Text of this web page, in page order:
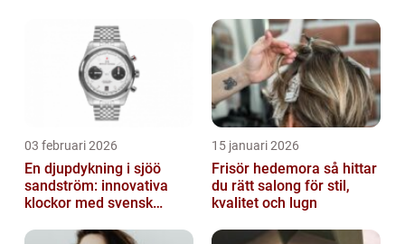
03 februari 2026
En djupdykning i sjöö
sandström: innovativa
klockor med svensk
15 januari 2026
Frisör hedemora så hittar
du rätt salong för stil,
kvalitet och lugn